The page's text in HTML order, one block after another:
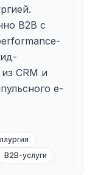
B2B с
CRM и
e-
B2B-услуги